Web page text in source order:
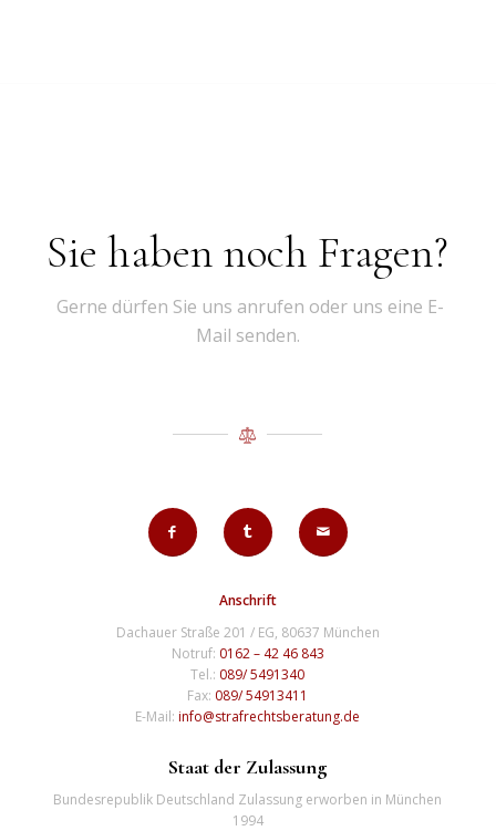
Sie haben noch Fragen?
Gerne dürfen Sie uns anrufen oder uns eine E-
Mail senden.
Anschrift
Dachauer Straße 201 / EG, 80637 München
Notruf: 0162 – 42 46 843
Tel.: 089/ 5491340
Fax: 089/ 54913411
E-Mail:info@strafrechtsberatung.de
Staat der Zulassung
Bundesrepublik Deutschland Zulassung erworben in München
1994